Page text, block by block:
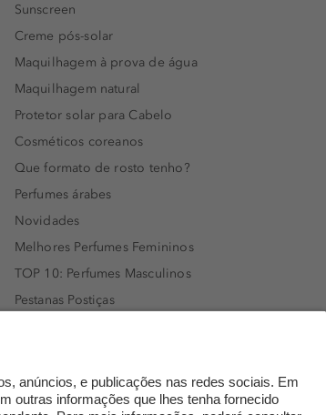
Sunscreen
Creme pós-solar
Maquilhagem à prova de água
Maquilhagem natural
Protetor solar para Cabelo
Cosméticos coreanos
Que formato de rosto tenho?
Perfumes árabes
Novidades
Melhores Perfumes Femininos
TOP 10: Perfumes Masculinos
Pestanas Postiças
Rímel colorido
Embalagens Sustentáveis